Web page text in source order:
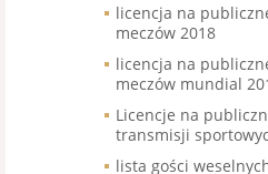
licencja na
meczów 2018
licencja na
meczów mundial
Licencje na
transmisji
lista gości